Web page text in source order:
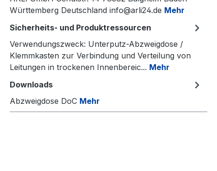
Württemberg Deutschland info@arli24.de Mehr
Sicherheits- und Produktressourcen
Verwendungszweck: Unterputz-Abzweigdose /
Klemmkasten zur Verbindung und Verteilung von
Leitungen in trockenen Innenbereic... Mehr
Downloads
Abzweigdose DoC Mehr